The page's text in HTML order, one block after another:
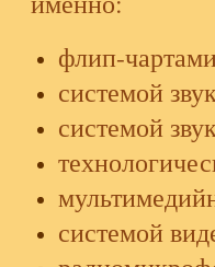
флип-
системой
системой
системой